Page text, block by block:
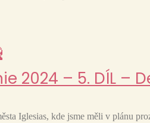
2024 – 5. DÍL –
Iglesias, kde jsme měli v plánu